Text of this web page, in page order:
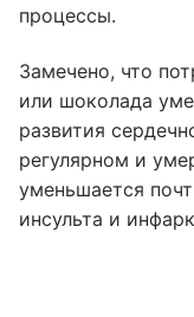
процессы.
Замечено, что
или шоколада
развития
регулярном и
уменьшается
инсульта и